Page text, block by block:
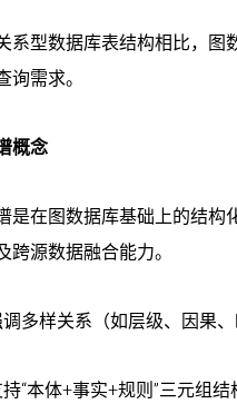
系型数据库表结构相比，图
询需求。
概念
是在图数据库基础上的结构
跨源数据融合能力。
多样关系（如层级、因果、
持“本体+事实+规则”三元组